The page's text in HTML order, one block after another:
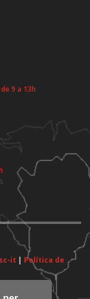
9 a 13h
it | Política de